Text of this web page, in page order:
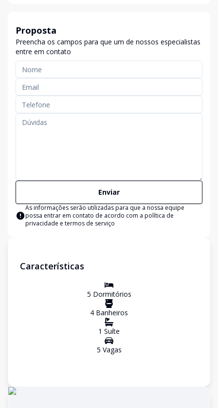
Proposta
Preencha os campos para que um de nossos especialistas
entre em contato
Enviar
As informações serão utilizadas para que a nossa equipe
possa entrar em contato de acordo com a política de
privacidade e termos de serviço
Características
5 Dormitórios
4 Banheiros
1 Suíte
5 Vagas